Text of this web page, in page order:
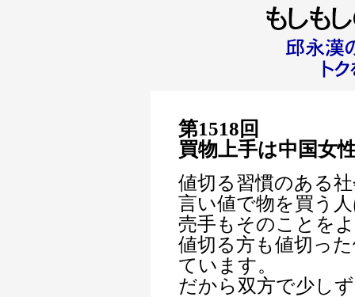
第1518回
買物上手は中国女
値切る習慣のある
言い値で物を買う
売手もそのことを
値切る方も値切っ
ています。
だから双方で少し